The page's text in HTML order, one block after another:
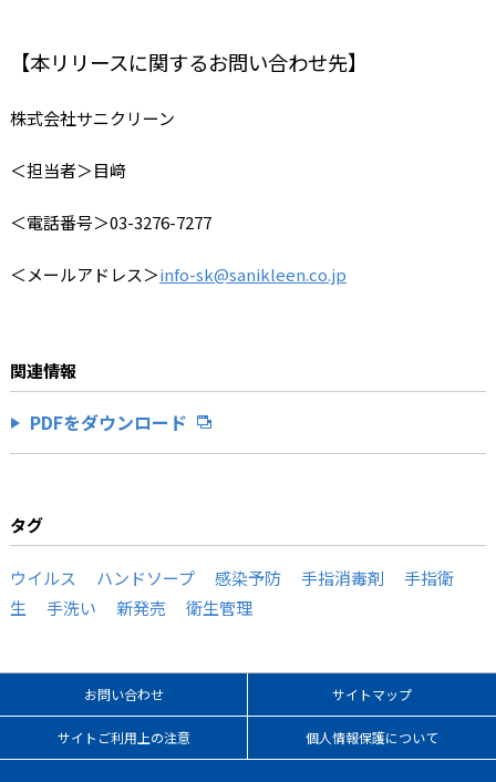
【本リリースに関するお問い合わせ先】
株式会社サニクリーン
＜担当者＞目﨑
＜電話番号＞03-3276-7277
＜メールアドレス＞info-sk@sanikleen.co.jp
関連情報
PDFをダウンロード
タグ
ウイルス ハンドソープ 感染予防 手指消毒剤
手指衛
生
手洗い 新発売 衛生管理
お問い合わせ サイトマップ
サイトご利用上の注意 個人情報保護について